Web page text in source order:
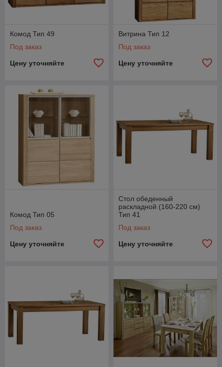
Комод Тип 49
Под заказ
Цену уточняйте
Витрина Тип 12
Под заказ
Цену уточняйте
Комод Тип 05
Под заказ
Цену уточняйте
Стол обеденный
раскладной (160-220 см)
Тип 41
Под заказ
Цену уточняйте